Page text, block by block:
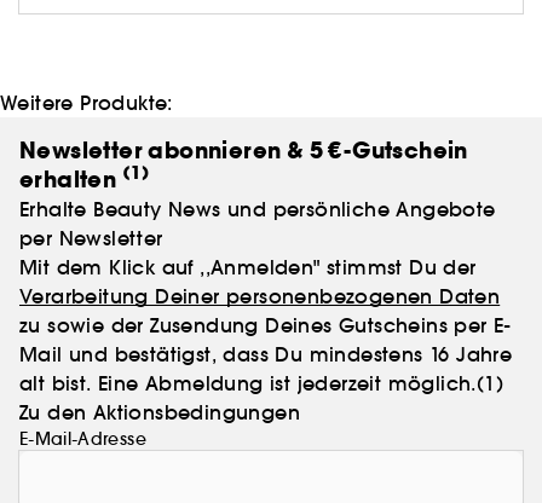
Weitere Produkte:
Newsletter abonnieren & 5 €-Gutschein
erhalten (1)
Erhalte Beauty News und persönliche Angebote
per Newsletter
Mit dem Klick auf ,,Anmelden" stimmst Du der
Verarbeitung Deiner personenbezogenen Daten
zu sowie der Zusendung Deines Gutscheins per E-
Mail und bestätigst, dass Du mindestens 16 Jahre
alt bist. Eine Abmeldung ist jederzeit möglich.(1)
Zu den Aktionsbedingungen
E-Mail-Adresse